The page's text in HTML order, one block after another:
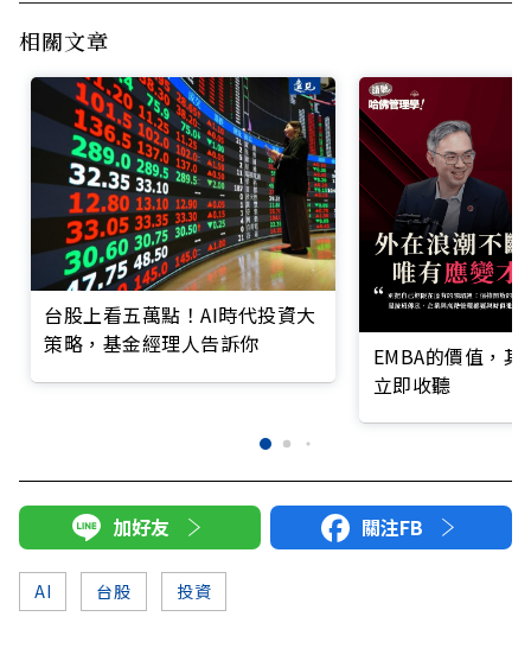
相關文章
台股上看五萬點！AI時代投資大
策略，基金經理人告訴你
EMBA的價值，
立即收聽
加好友 關注FB
AI 台股 投資